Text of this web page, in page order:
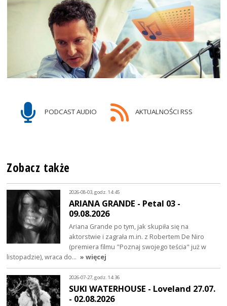
PODCAST AUDIO AKTUALNOŚCI RSS
Zobacz także
2026-08-03, godz. 14:45
ARIANA GRANDE - Petal 03 -
09.08.2026
Ariana Grande po tym, jak skupiła się na
aktorstwie i zagrała m.in. z Robertem De Niro
(premiera filmu "Poznaj swojego teścia" już w
listopadzie), wraca do… » więcej
2026-07-27, godz. 14:36
SUKI WATERHOUSE - Loveland 27.07.
- 02.08.2026